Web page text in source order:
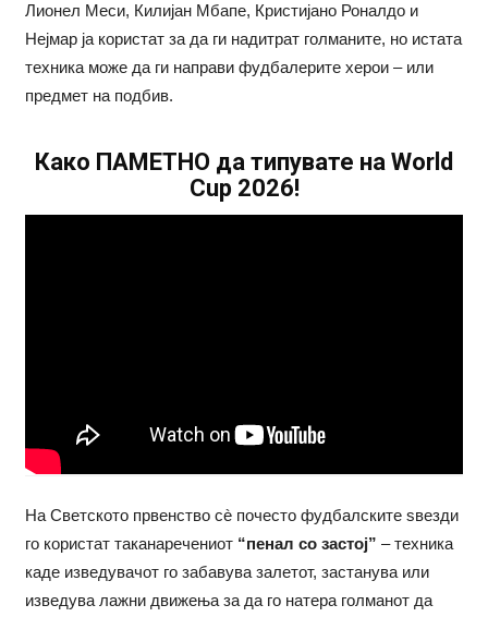
Лионел Меси, Килијан Мбапе, Кристијано Роналдо и
Нејмар ја користат за да ги надитрат голманите, но истата
техника може да ги направи фудбалерите херои – или
предмет на подбив.
Како ПАМЕТНО да типувате на World
Cup 2026!
На Светското првенство сè почесто фудбалските ѕвезди
го користат таканаречениот“пенал со застој” – техника
каде изведувачот го забавува залетот, застанува или
изведува лажни движења за да го натера голманот да